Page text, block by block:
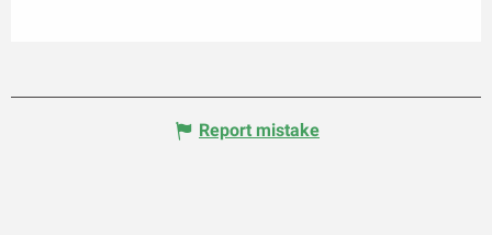
Report mistake